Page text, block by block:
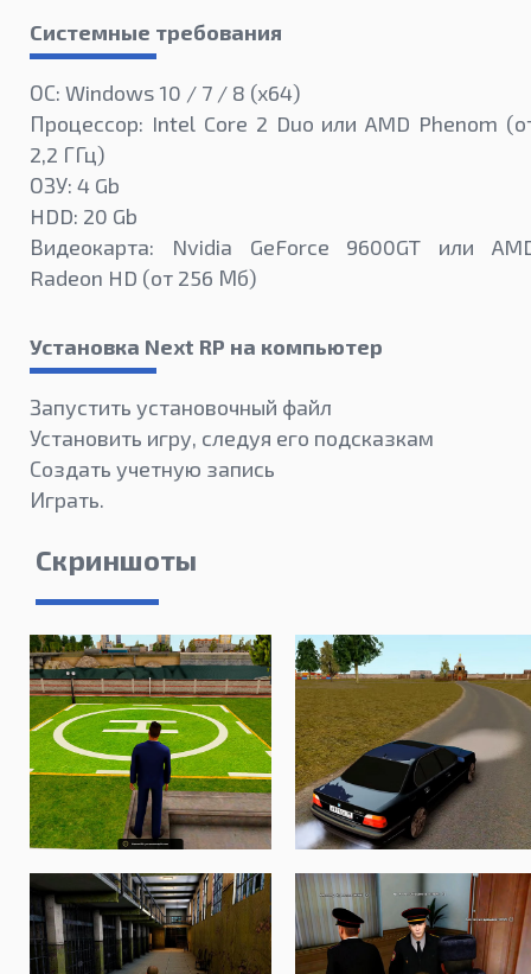
Системные требования
ОС: Windows 10 / 7 / 8 (x64)
Процессор: Intel Core 2 Duo или AMD Phenom
2,2 ГГц)
ОЗУ: 4 Gb
HDD: 20 Gb
Видеокарта: Nvidia GeForce 9600GT или
Radeon HD (от 256 Мб)
Установка Next RP на компьютер
Запустить установочный файл
Установить игру, следуя его подсказкам
Создать учетную запись
Играть.
Скриншоты